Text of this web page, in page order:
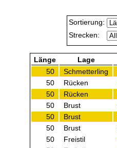
Sortierung:
Strecken:
Länge Lage
50
Schmetterling
50
Rücken
50
Rücken
50
Brust
50
Brust
50
Brust
50
Freistil